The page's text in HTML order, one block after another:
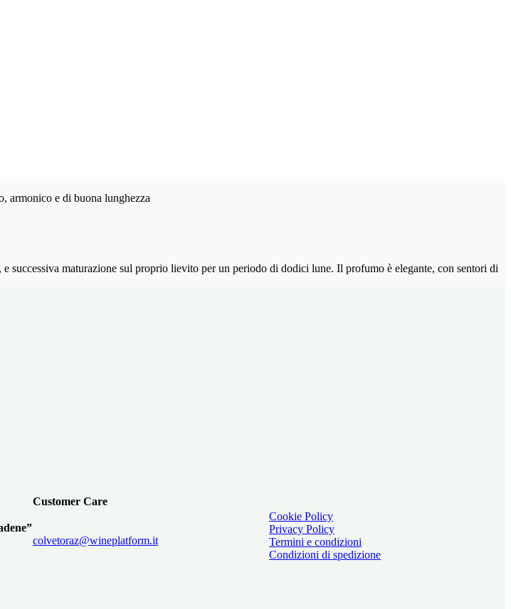
armonico e di buona lunghezza
successiva maturazione sul proprio lievito per un periodo di dodici lune. Il profumo è elegante, con sentori di
Customer Care
colvetoraz@wineplatform.it
Cookie Policy
Privacy Policy
Termini e condizioni
Condizioni di spedizione